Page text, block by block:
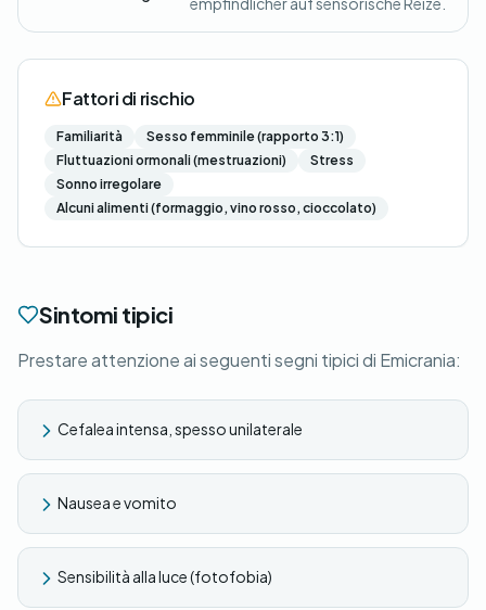
Fattori di rischio
Familiarità
Sesso femminile (rapporto 3:1)
Fluttuazioni ormonali (mestruazioni)
Stress
Sonno irregolare
Alcuni alimenti (formaggio, vino rosso, cioccolato)
Sintomi tipici
Prestare attenzione ai seguenti segni tipici di Emicrania:
Cefalea intensa, spesso unilaterale
Nausea e vomito
Sensibilità alla luce (fotofobia)